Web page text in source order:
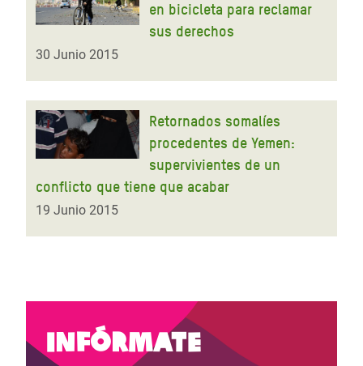
en bicicleta para reclamar
sus derechos
30 Junio 2015
Retornados somalíes
procedentes de Yemen:
supervivientes de un
conflicto que tiene que acabar
19 Junio 2015
Infórmate